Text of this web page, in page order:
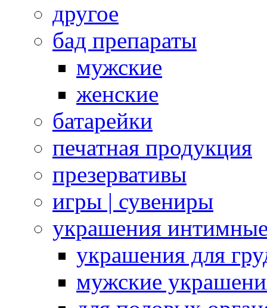
другое
бад препараты
мужские
женские
батарейки
печатная продукция
презервативы
игры | сувениры
украшения
украшения для
мужские